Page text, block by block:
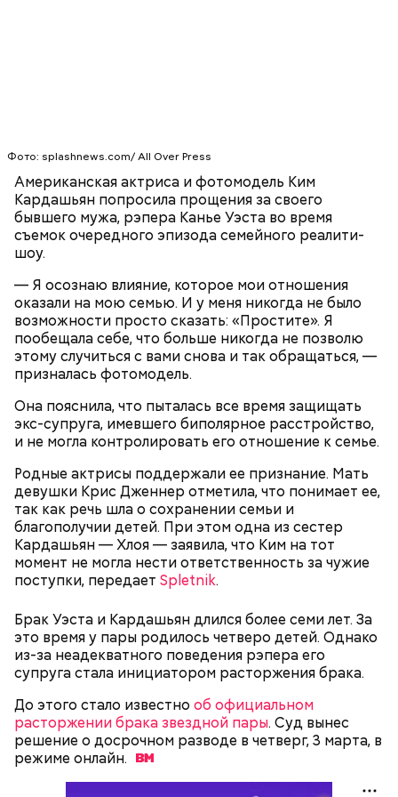
Фото: splashnews.com/ All Over Press
Американская актриса и фотомодель Ким
Кардашьян попросила прощения за своего
бывшего мужа, рэпера Канье Уэста во время
съемок очередного эпизода семейного реалити-
шоу.
— Я осознаю влияние, которое мои отношения
оказали на мою семью. И у меня никогда не было
возможности просто сказать: «Простите». Я
пообещала себе, что больше никогда не позволю
этому случиться с вами снова и так обращаться, —
призналась фотомодель.
Она пояснила, что пыталась все время защищать
экс-супруга, имевшего биполярное расстройство,
и не могла контролировать его отношение к семье.
Родные актрисы поддержали ее признание. Мать
девушки Крис Дженнер отметила, что понимает ее,
так как речь шла о сохранении семьи и
благополучии детей. При этом одна из сестер
Кардашьян — Хлоя — заявила, что Ким на тот
момент не могла нести ответственность за чужие
поступки, передает Spletnik.
Брак Уэста и Кардашьян длился более семи лет. За
это время у пары родилось четверо детей. Однако
из-за неадекватного поведения рэпера его
супруга стала инициатором расторжения брака.
До этого стало известно об официальном
расторжении брака звездной пары. Суд вынес
решение о досрочном разводе в четверг, 3 марта, в
режиме онлайн.
При встрече с шаровой молнией важно не
паниковать, подчеркнул Бычков:
нужно застыть на месте и не двигаться;
нельзя ни в коем случае махать руками;
не стоит пытаться «поймать» молнию или
потрогать, особенно металлическими
предметами.
— Первые двое суток мы постоянно были на ногах.
Каждые два часа ездили делать замеры радиации.
Время от выезда до выезда — на отдых. Работа и
есть работа. Ее надо выполнять, — говорит он.
После получения предельно допустимой дозы
радиации Макеева вывели из 30-километровой
зоны отчуждения, где он до 3 мая проверял на
уровень радиационной зараженности
автотранспорт.
одолжить телевизор.
покровителем путешествующих, а также
Множество людей совершают паломнические
Николая, которые находятся в Италии. 19 декабря
отмечается Никола Зимний, а 22 мая Никола вешний
или летний. Этот день установлен в память об
обретении его мощей.
Молитва Николаю чудотворцу